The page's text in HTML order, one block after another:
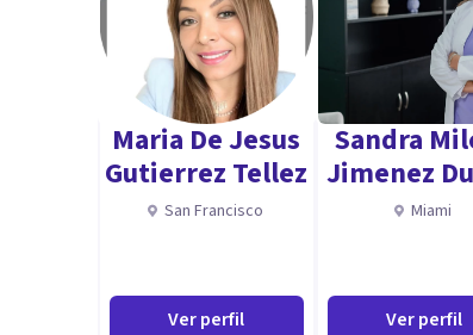
Maria De Jesus
Gutierrez Tellez
San Francisco
Ver perfil
Sandra
Jimenez
Miami
Ver perfil